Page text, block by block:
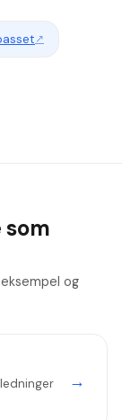
↗
som
og
→